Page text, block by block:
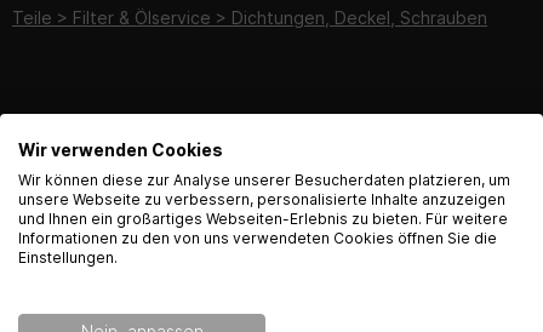
Teile > Filter & Ölservice > Dichtungen, Deckel, Schrauben
Bewertungen
English Language recognized
Hey! Our Shop recognized that you are from USA.
Would you like to see the english Version of Radical
Wir verwenden Cookies
Wir können diese zur Analyse unserer Besucherdaten platzieren, um
unsere Webseite zu verbessern, personalisierte Inhalte anzuzeigen
und Ihnen ein großartiges Webseiten-Erlebnis zu bieten. Für weitere
Informationen zu den von uns verwendeten Cookies öffnen Sie die
Einstellungen.